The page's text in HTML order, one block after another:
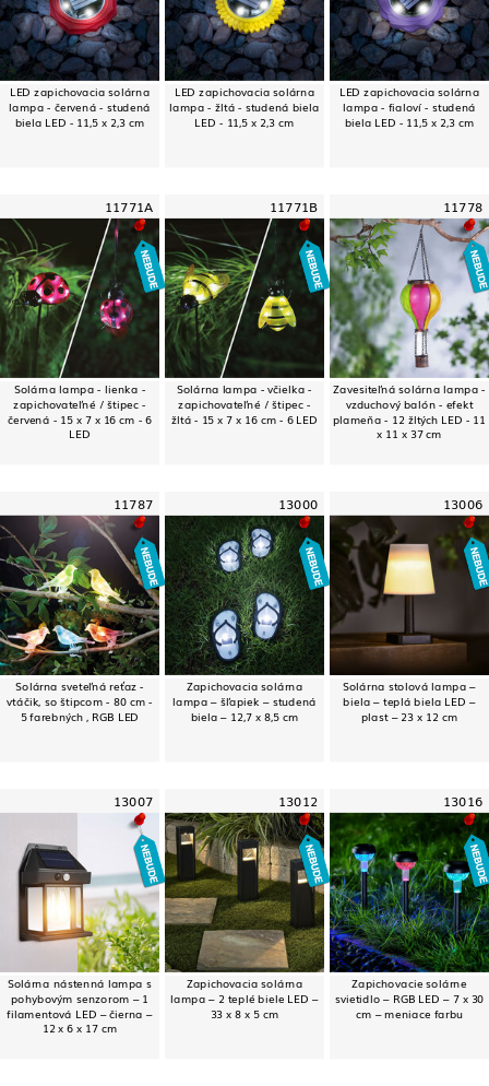
LED zapichovacia solárna
lampa - červená - studená
biela LED - 11,5 x 2,3 cm
LED zapichovacia solárna
lampa - žltá - studená biela
LED - 11,5 x 2,3 cm
LED zapichovacia solárna
lampa - fialoví - studená
biela LED - 11,5 x 2,3 cm
11771A
Solárna lampa - lienka -
zapichovateľné / štipec -
červená - 15 x 7 x 16 cm - 6
LED
11771B
Solárna lampa - včielka -
zapichovateľné / štipec -
žltá - 15 x 7 x 16 cm - 6 LED
11778
Zavesiteľná solárna lampa -
vzduchový balón - efekt
plameňa - 12 žltých LED - 11
x 11 x 37 cm
11787
Solárna sveteľná reťaz -
vtáčik, so štipcom - 80 cm -
5 farebných , RGB LED
13000
Zapichovacia solárna
lampa – šľapiek – studená
biela – 12,7 x 8,5 cm
13006
Solárna stolová lampa –
biela – teplá biela LED –
plast – 23 x 12 cm
13007
Solárna nástenná lampa s
pohybovým senzorom – 1
filamentová LED – čierna –
12 x 6 x 17 cm
13012
Zapichovacia solárna
lampa – 2 teplé biele LED –
33 x 8 x 5 cm
13016
Zapichovacie solárne
svietidlo – RGB LED – 7 x 30
cm – meniace farbu